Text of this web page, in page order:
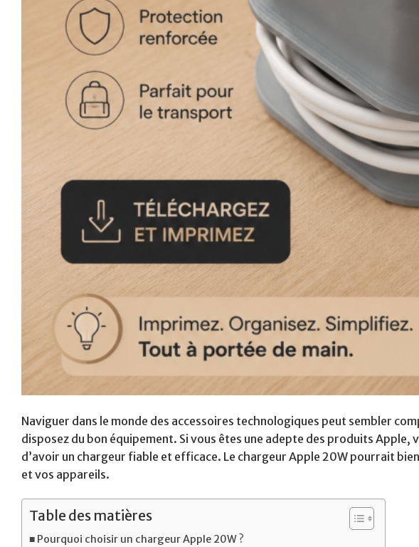
Naviguer dans le monde des accessoires technologiques peut sembler
disposez du bon équipement. Si vous êtes une adepte des produits
d’avoir un chargeur fiable et efficace. Le chargeur Apple 20W pourrait
et vos appareils.
Table des matières
Pourquoi choisir un chargeur Apple 20W ?